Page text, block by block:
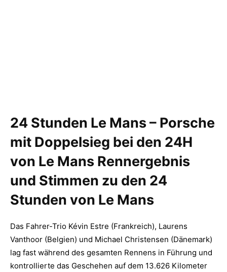
24 Stunden Le Mans – Porsche
mit Doppelsieg bei den 24H
von Le Mans Rennergebnis
und Stimmen zu den 24
Stunden von Le Mans
Das Fahrer-Trio Kévin Estre (Frankreich), Laurens
Vanthoor (Belgien) und Michael Christensen (Dänemark)
lag fast während des gesamten Rennens in Führung und
kontrollierte das Geschehen auf dem 13.626 Kilometer